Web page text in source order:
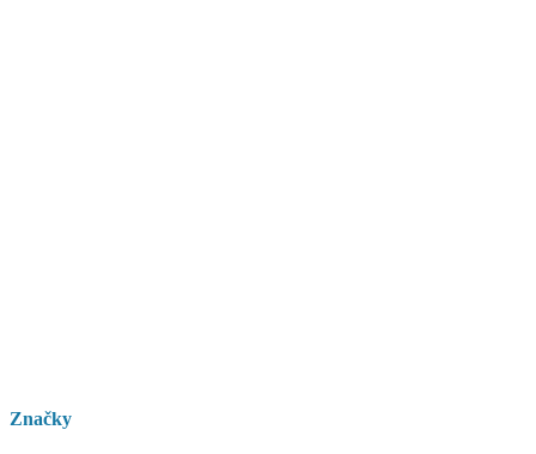
Značky